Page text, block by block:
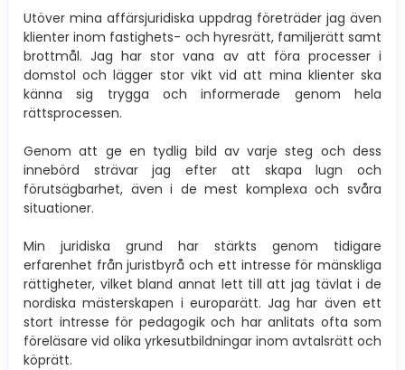
Utöver mina affärsjuridiska uppdrag företräder jag även
klienter inom fastighets- och hyresrätt, familjerätt samt
brottmål. Jag har stor vana av att föra processer i
domstol och lägger stor vikt vid att mina klienter ska
känna sig trygga och informerade genom hela
rättsprocessen.
Genom att ge en tydlig bild av varje steg och dess
innebörd strävar jag efter att skapa lugn och
förutsägbarhet, även i de mest komplexa och svåra
situationer.
Min juridiska grund har stärkts genom tidigare
erfarenhet från juristbyrå och ett intresse för mänskliga
rättigheter, vilket bland annat lett till att jag tävlat i de
nordiska mästerskapen i europarätt. Jag har även ett
stort intresse för pedagogik och har anlitats ofta som
föreläsare vid olika yrkesutbildningar inom avtalsrätt och
köprätt.